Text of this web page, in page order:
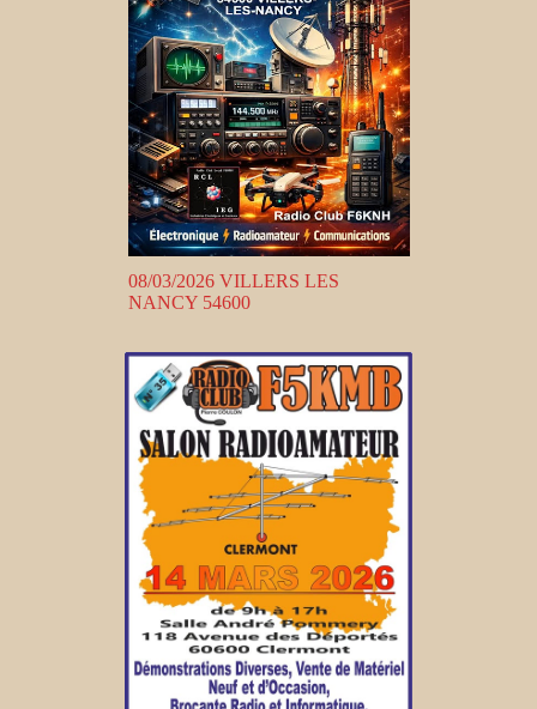
08/03/2026 VILLERS LES
NANCY 54600